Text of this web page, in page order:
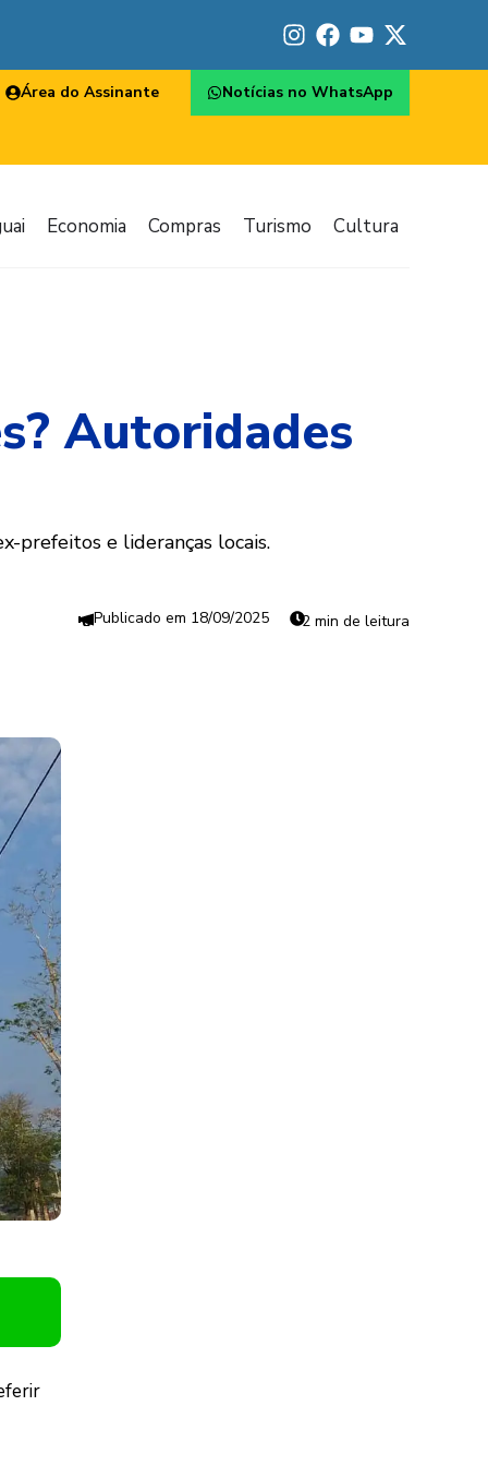
Área do Assinante Notícias no WhatsApp
Economia Compras Turismo Cultura
Autoridades
prefeitos e lideranças locais.
18/09/2025 2 min de leitura